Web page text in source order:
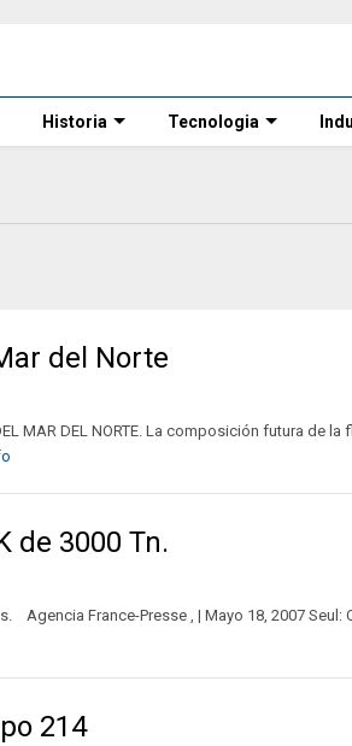
Historia Tecnologia
del Norte
MAR DEL NORTE. La composición futura de la
de 3000 Tn.
Agencia France-Presse , | Mayo 18, 2007 Seul:
214